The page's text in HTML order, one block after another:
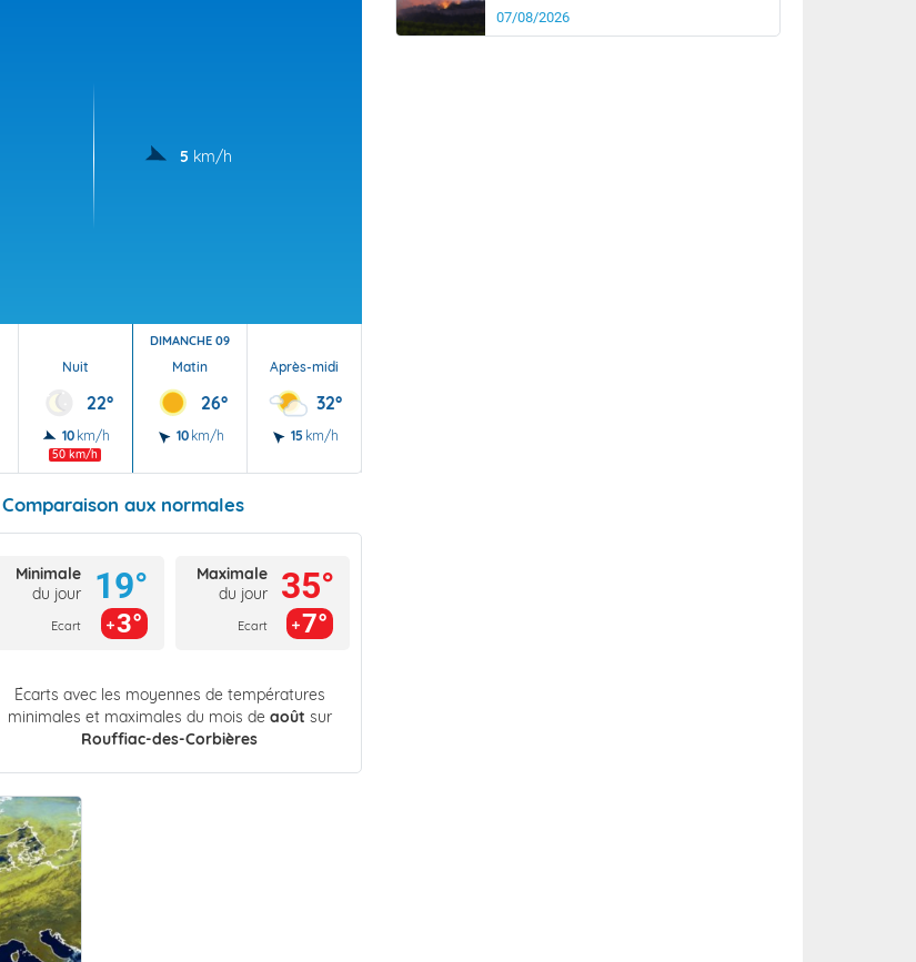
5 km/h
Nuit
22°
10 km/h
50 km/h
DIMANCHE 09
Matin
26°
10 km/h
Après-midi
32°
15 km/h
Comparaison aux normales
Minimale
du jour
Ecart
19°
3°
Maximale
du jour
Ecart
35°
7°
Écarts avec les moyennes de températures
minimales et maximales du mois de août sur
Rouffiac-des-Corbières
07/08/2026